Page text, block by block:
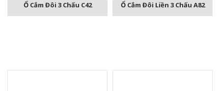
Ổ Cắm Đôi 3 Chấu C42 Ổ Cắm Đôi Liền 3 Chấu A82